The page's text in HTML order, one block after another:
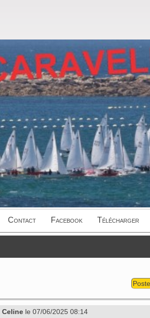
Contact Facebook Télécharger
Celine le 07/06/2025 08:14